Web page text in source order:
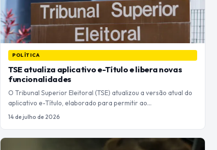
POLÍTICA
TSE atualiza aplicativo e-Título e libera novas
funcionalidades
O Tribunal Superior Eleitoral (TSE) atualizou a versão atual do
aplicativo e-Título, elaborado para permitir ao…
14 de julho de 2026